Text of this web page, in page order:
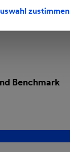
zustimmen
Benchmark